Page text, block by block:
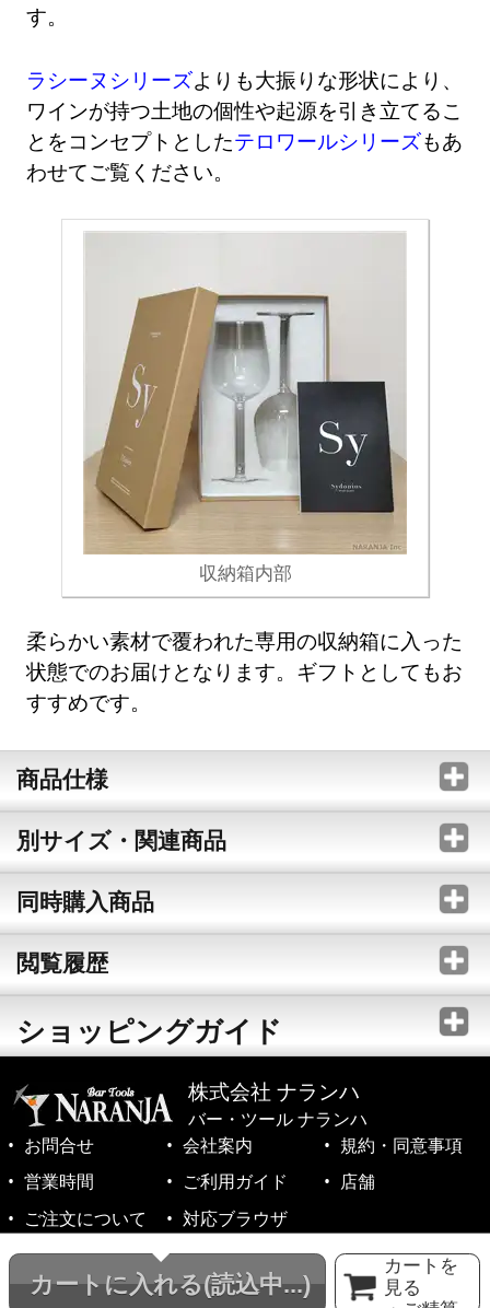
カートに入れる(読込中...)
カートを
見る
す。
ラシーヌシリーズよりも大振りな形状により、
ワインが持つ土地の個性や起源を引き立てるこ
とをコンセプトとしたテロワールシリーズもあ
わせてご覧ください。
収納箱内部
柔らかい素材で覆われた専用の収納箱に入った
状態でのお届けとなります。ギフトとしてもお
すすめです。
商品仕様
別サイズ・関連商品
同時購入商品
閲覧履歴
ショッピングガイド
株式会社 ナランハ
バー・ツール ナランハ
お問合せ
会社案内
規約・同意事項
営業時間
ご利用ガイド
店舗
ご注文について
対応ブラウザ
©1999-2026 NARANJA Inc. All Rights Reserved.